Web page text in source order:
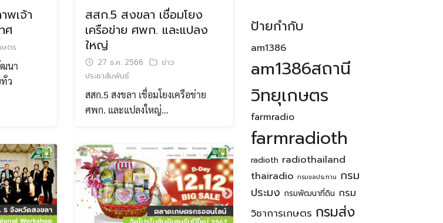
เจ้า
ศ
ษตร
นา
ว
สสก.5 สงขลา เชื่อมโยง
เครือข่าย ศพก. และแปลง
ใหญ่
27 ธ.ค. 2566
ข่าว
ประชาสัมพันธ์
สสก.5 สงขลา เชื่อมโยงเครือข่าย
ศพก. และแปลงใหญ่…
ป้ายกำกับ
am1386
am1386สถานี
วิทยุเกษตร
farmradio
farmradioth
radioth radiothailand
thairadio กรมชลประทาน กรม
ประมง กรมพัฒนาที่ดิน กรม
วิชาการเกษตร กรมส่ง